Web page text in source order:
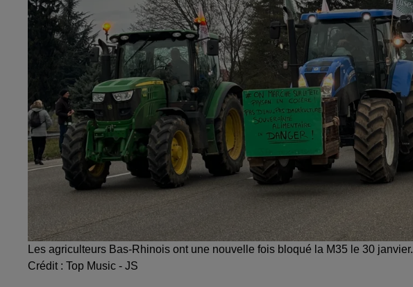
Les agriculteurs Bas-Rhinois ont une nouvelle fois bloqué la M35 le 30 janvier.
Crédit : Top Music - JS